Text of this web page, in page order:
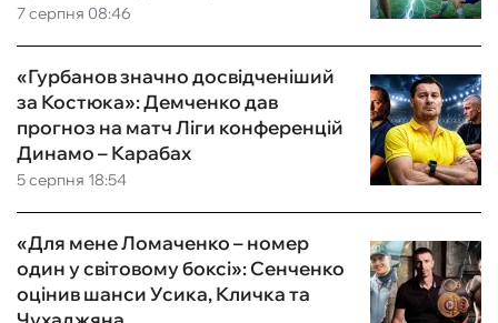
7 серпня 08:46
5 серпня 18:54
«Гурбанов значно досвідченіший
за Костюка»: Демченко дав
прогноз на матч Ліги конференцій
Динамо – Карабах
«Для мене Ломаченко – номер
один у світовому боксі»: Сенченко
оцінив шанси Усика, Кличка та